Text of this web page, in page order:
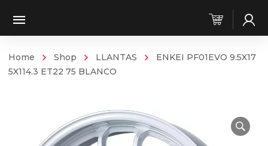
Home Shop LLANTAS
ENKEI PF01EVO 9.5X17
5X114.3 ET22 75 BLANCO